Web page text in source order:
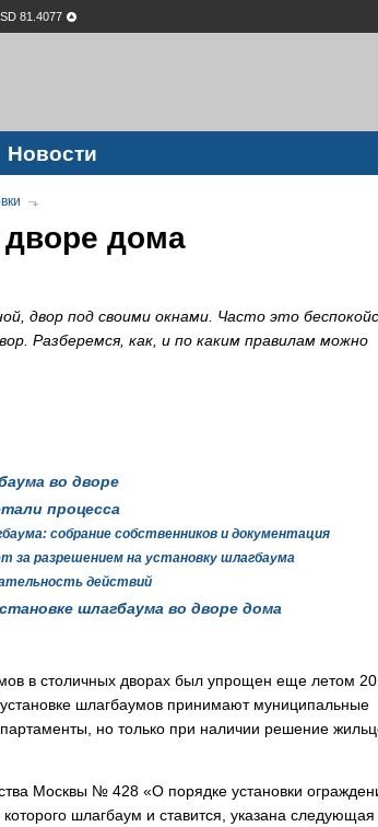
81.4077
Новости
дворе дома
двор под своими окнами. Часто это
Разберемся, как, и по каким правилам можно
во дворе
процесса
собрание собственников и документация
за разрешением на установку шлагбаума
действий
шлагбаума во дворе дома
в столичных дворах был упрощен еще летом
шлагбаумов принимают муниципальные
но только при наличии решение
Москвы № 428 «О порядке установки
шлагбаум и ставится, указана следующая